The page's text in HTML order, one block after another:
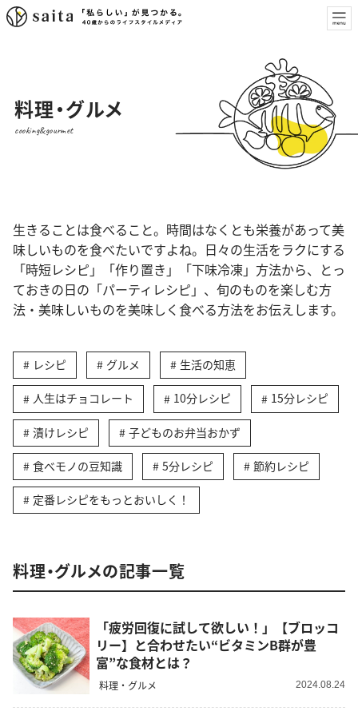
料理・グルメ
cooking&gourmet
生きることは食べること。時間はなくとも栄養があって美
味しいものを食べたいですよね。日々の生活をラクにする
「時短レシピ」「作り置き」「下味冷凍」方法から、とっ
ておきの日の「パーティレシピ」、旬のものを楽しむ方
法・美味しいものを美味しく食べる方法をお伝えします。
レシピ グルメ 生活の知恵
人生はチョコレート 10分レシピ 15分レシピ
漬けレシピ 子どものお弁当おかず
食べモノの豆知識 5分レシピ 節約レシピ
定番レシピをもっとおいしく！
料理・グルメの記事一覧
「疲労回復に試して欲しい！」【ブロッコ
リー】と合わせたい“ビタミンB群が豊
富”な食材とは？
料理・グルメ 2024.08.24